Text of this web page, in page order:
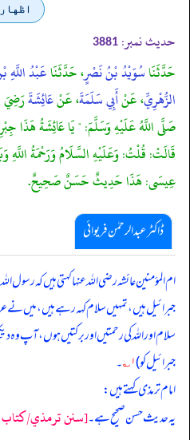
حدیث نمبر: 3881
حَدَّثَنَاسُوَيْدُ بْنُ نَصْرٍ، حَدَّثَنَاعَبْدُ اللَّهِ
الزُّهْرِيِّ، عَنْأَبِي سَلَمَةَ، عَنْعَائِشَةَرَضِيَ
صَلَّى اللَّهُ عَلَيْهِ وَسَلَّمَ: " يَا عَائِشَةُ هَذَا
قَالَتْ: قُلْتُ: وَعَلَيْهِ السَّلَامُ وَرَحْمَةُ اللَّهِ
عِيسَى: هَذَا حَدِيثٌ حَسَنٌ صَحِيحٌ.
ڈاکٹر عبدالرحمٰن فریوائی
ام المؤمنین عائشہ رضی الله عنہا کہتی ہیں کہرسول اللہ
جبرائیل ہیں، تمہیں سلام کہہ رہے ہیں، میں
سلام اور اللہ کی رحمتیں اور برکتیں ہوں، آپ وہ
جبرائیل کو)۱؎ ۔
امام ترمذی کہتے ہیں:
یہ حدیث حسن صحیح ہے۔[سنن ترمذي/كتاب